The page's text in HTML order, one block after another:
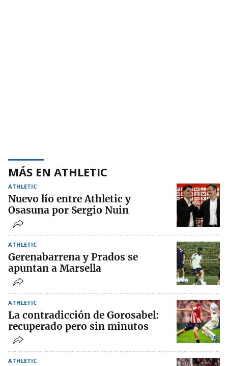
MÁS EN ATHLETIC
ATHLETIC
Nuevo lío entre Athletic y
Osasuna por Sergio Nuin
ATHLETIC
Gerenabarrena y Prados se
apuntan a Marsella
ATHLETIC
La contradicción de Gorosabel:
recuperado pero sin minutos
ATHLETIC